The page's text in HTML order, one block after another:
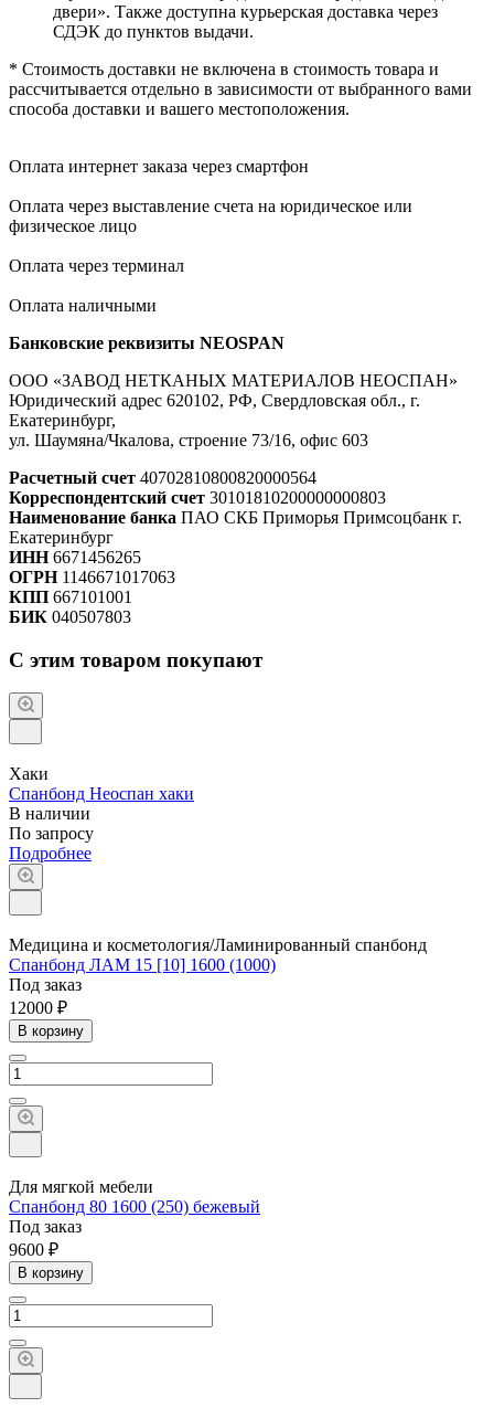
двери». Также доступна курьерская доставка через
СДЭК до пунктов выдачи.
* Стоимость доставки не включена в стоимость товара и
рассчитывается отдельно в зависимости от выбранного вами
способа доставки и вашего местоположения.
Оплата интернет заказа через смартфон
Оплата через выставление счета на юридическое или
физическое лицо
Оплата через терминал
Оплата наличными
Банковские реквизиты NEOSPAN
ООО «ЗАВОД НЕТКАНЫХ МАТЕРИАЛОВ НЕОСПАН»
Юридический адрес 620102, РФ, Свердловская обл., г.
Екатеринбург,
ул. Шаумяна/Чкалова, строение 73/16, офис 603
Расчетный счет 40702810800820000564
Корреспондентский счет 30101810200000000803
Наименование банка ПАО СКБ Приморья Примсоцбанк г.
Екатеринбург
ИНН6671456265
ОГРН1146671017063
КПП 667101001
БИК 040507803
С этим товаром покупают
Хаки
Спанбонд Неоспан хаки
В наличии
По запросу
Подробнее
Медицина и косметология/Ламинированный спанбонд
Спанбонд ЛАМ 15 [10] 1600 (1000)
Под заказ
12000 ₽
В корзину
Для мягкой мебели
Спанбонд 80 1600 (250) бежевый
Под заказ
9600 ₽
В корзину